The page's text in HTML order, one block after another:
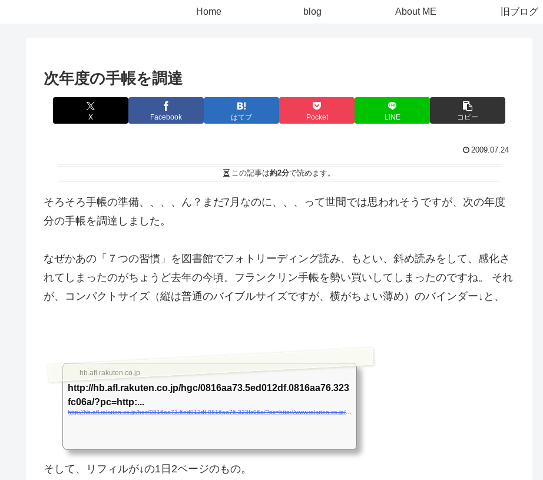
Home blog About ME 旧ブログ
次年度の手帳を調達
X Facebook はてブ Pocket LINE コピー
2009.07.24
この記事は約2分で読めます。
そろそろ手帳の準備、、、、ん？まだ7月なのに、、、って世間では思われそうですが、次の年度
分の手帳を調達しました。
なぜかあの「７つの習慣」を図書館でフォトリーディング読み、もとい、斜め読みをして、感化さ
れてしまったのがちょうど去年の今頃。フランクリン手帳を勢い買いしてしまったのですね。 それ
が、コンパクトサイズ（縦は普通のバイブルサイズですが、横がちょい薄め）のバインダー↓と、
hb.afl.rakuten.co.jp
http://hb.afl.rakuten.co.jp/hgc/0816aa73.5ed012df.0816aa76.323
fc06a/?pc=http:...
そして、リフィルが↓の1日2ページのもの。